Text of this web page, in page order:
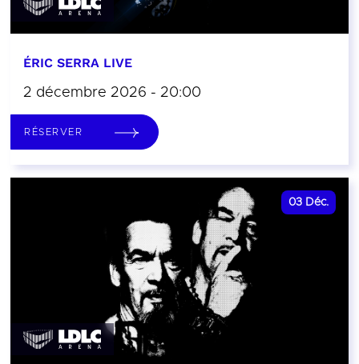
ÉRIC SERRA LIVE
2 décembre 2026 - 20:00
RÉSERVER
03 Déc.